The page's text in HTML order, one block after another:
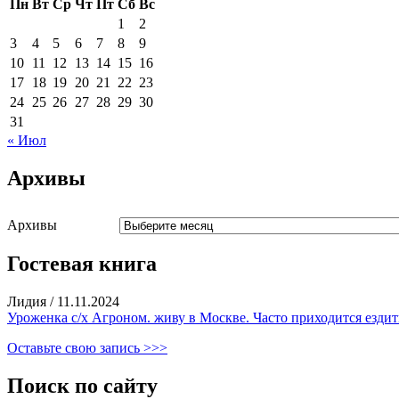
Пн Вт Ср Чт Пт Сб Вс
1
2
3
4 5 6 7 8
9
10 11 12 13 14 15 16
17 18 19 20 21 22 23
24 25 26 27 28 29 30
31
« Июл
Архивы
Архивы
Гостевая книга
Лидия / 11.11.2024
Уроженка с/х Агроном. живу в Москве. Часто приходится
Оставьте свою запись >>>
Поиск по сайту